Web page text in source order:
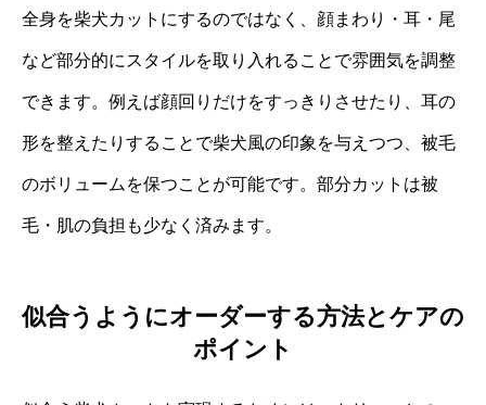
全身を柴犬カットにするのではなく、顔まわり・耳・尾
など部分的にスタイルを取り入れることで雰囲気を調整
できます。例えば顔回りだけをすっきりさせたり、耳の
形を整えたりすることで柴犬風の印象を与えつつ、被毛
のボリュームを保つことが可能です。部分カットは被
毛・肌の負担も少なく済みます。
似合うようにオーダーする方法とケアの
ポイント